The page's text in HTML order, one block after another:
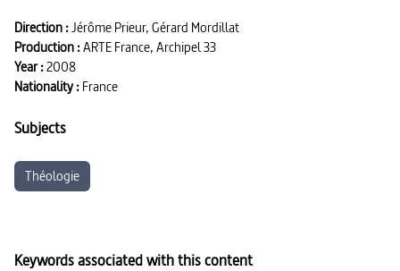
Direction :Jérôme Prieur, Gérard Mordillat
Production :ARTE France, Archipel 33
Year :2008
Nationality :France
Subjects
Théologie
Keywords associated with this content